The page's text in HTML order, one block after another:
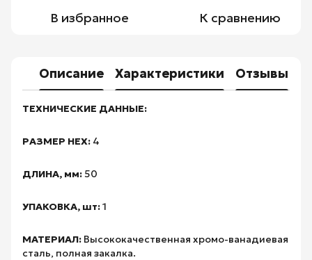
В избранное К сравнению
Описание Характеристики Отзывы
ТЕХНИЧЕСКИЕ ДАННЫЕ:
РАЗМЕР HEX: 4
ДЛИНА, мм: 50
УПАКОВКА, шт:1
МАТЕРИАЛ: Высококачественная хромо-ванадиевая
сталь, полная закалка.